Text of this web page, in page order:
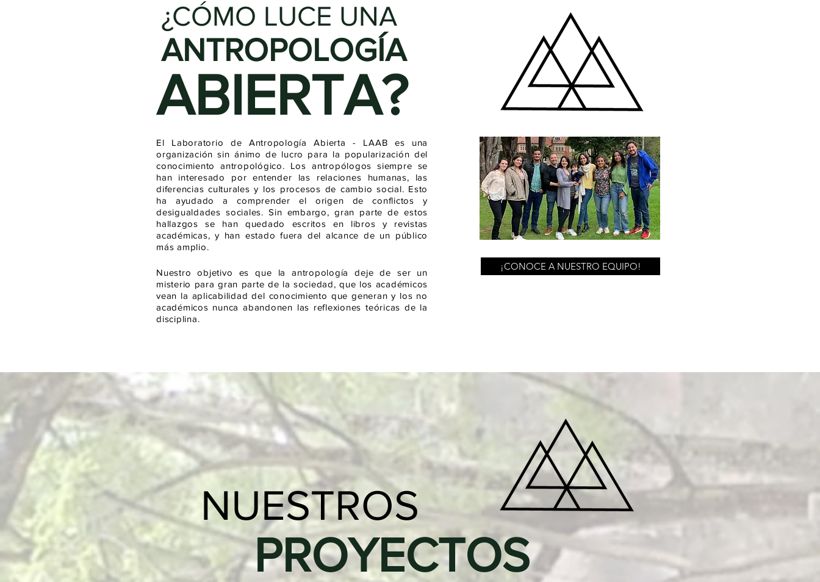
¿CÓMO LUCE UNA
ANTROPOLOGÍA
ABIERTA?
El Laboratorio de Antropología Abierta - LAAB es una
organización sin ánimo de lucro para la popularización del
conocimiento antropológico. Los antropólogos siempre se
han interesado por entender las relaciones humanas, las
diferencias culturales y los procesos de cambio social. Esto
ha ayudado a comprender el origen de conflictos y
desigualdades sociales. Sin embargo, gran parte de estos
hallazgos se han quedado escritos en libros y revistas
académicas, y han estado fuera del alcance de un público
más amplio.
Nuestro objetivo es que la antropología deje de ser un
misterio para gran parte de la sociedad, que los académicos
vean la aplicabilidad del conocimiento que generan y los no
académicos nunca abandonen las reflexiones teóricas de la
disciplina.
¡CONOCE A NUESTRO EQUIPO!
NUESTROS
PROYECTOS